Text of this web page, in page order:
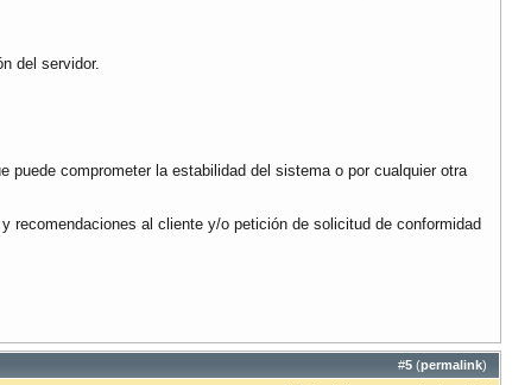
del servidor.
puede comprometer la estabilidad del sistema o por cualquier otra
recomendaciones al cliente y/o petición de solicitud de conformidad
#5 (permalink)